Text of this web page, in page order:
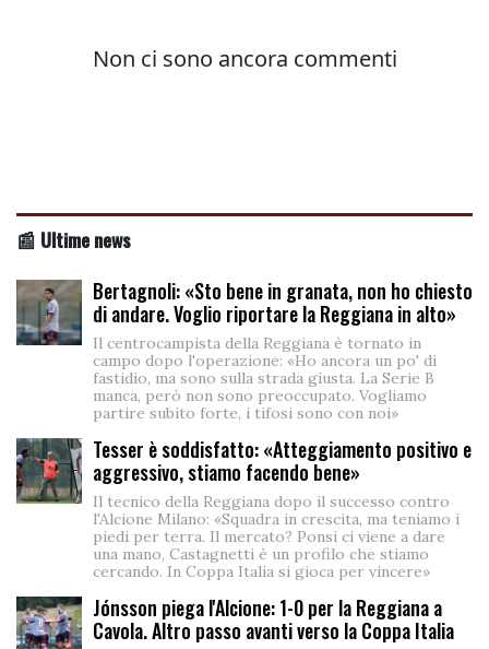
📰 Ultime news
Bertagnoli: «Sto bene in granata, non ho chiesto
di andare. Voglio riportare la Reggiana in alto»
Il centrocampista della Reggiana è tornato in
campo dopo l'operazione: «Ho ancora un po' di
fastidio, ma sono sulla strada giusta. La Serie B
manca, però non sono preoccupato. Vogliamo
partire subito forte, i tifosi sono con noi»
Tesser è soddisfatto: «Atteggiamento positivo e
aggressivo, stiamo facendo bene»
Il tecnico della Reggiana dopo il successo contro
l'Alcione Milano: «Squadra in crescita, ma teniamo i
piedi per terra. Il mercato? Ponsi ci viene a dare
una mano, Castagnetti è un profilo che stiamo
cercando. In Coppa Italia si gioca per vincere»
Jónsson piega l'Alcione: 1-0 per la Reggiana a
Cavola. Altro passo avanti verso la Coppa Italia